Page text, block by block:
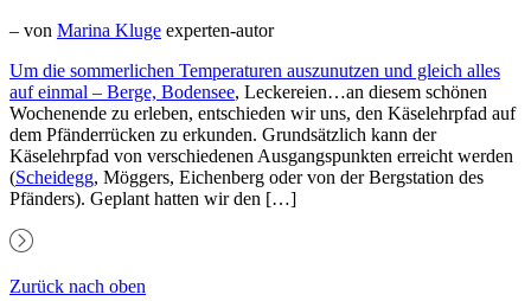
– von Marina Kluge experten-autor
Um die sommerlichen Temperaturen auszunutzen und gleich alles
auf einmal – Berge, Bodensee, Leckereien…an diesem schönen
Wochenende zu erleben, entschieden wir uns, den Käselehrpfad auf
dem Pfänderrücken zu erkunden. Grundsätzlich kann der
Käselehrpfad von verschiedenen Ausgangspunkten erreicht werden
(Scheidegg, Möggers, Eichenberg oder von der Bergstation des
Pfänders). Geplant hatten wir den […]
Zurück nach oben